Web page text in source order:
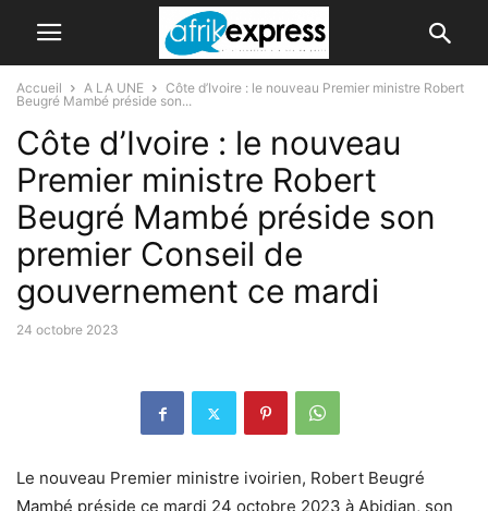
Accueil A LA UNE
Côte d’Ivoire : le nouveau Premier ministre Robert
Beugré Mambé préside son...
Côte d’Ivoire : le nouveau
Premier ministre Robert
Beugré Mambé préside son
premier Conseil de
gouvernement ce mardi
24 octobre 2023
Le nouveau Premier ministre ivoirien, Robert Beugré
Mambé préside ce mardi 24 octobre 2023 à Abidjan, son